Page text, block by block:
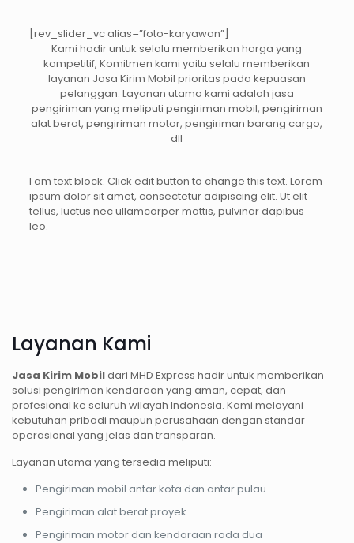
[rev_slider_vc alias=”foto-karyawan”]
Kami hadir untuk selalu memberikan harga yang
kompetitif, Komitmen kami yaitu selalu memberikan
layanan Jasa Kirim Mobil prioritas pada kepuasan
pelanggan. Layanan utama kami adalah jasa
pengiriman yang meliputi pengiriman mobil, pengiriman
alat berat, pengiriman motor, pengiriman barang cargo,
dll
I am text block. Click edit button to change this text. Lorem
ipsum dolor sit amet, consectetur adipiscing elit. Ut elit
tellus, luctus nec ullamcorper mattis, pulvinar dapibus
leo.
Layanan Kami
Jasa Kirim Mobildari MHD Express hadir untuk memberikan
solusi pengiriman kendaraan yang aman, cepat, dan
profesional ke seluruh wilayah Indonesia. Kami melayani
kebutuhan pribadi maupun perusahaan dengan standar
operasional yang jelas dan transparan.
Layanan utama yang tersedia meliputi:
Pengiriman mobil antar kota dan antar pulau
Pengiriman alat berat proyek
Pengiriman motor dan kendaraan roda dua